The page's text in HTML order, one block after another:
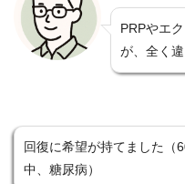
PRPやエ
が、全く
回復に希望が持てました（
中、糖尿病）